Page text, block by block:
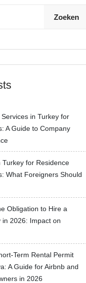
Zoeken
in Turkey for
A Guide to Company
Turkey for Residence
What Foreigners Should
Obligation to Hire a
in 2026: Impact on
Term Rental Permit
A Guide for Airbnb and
in 2026